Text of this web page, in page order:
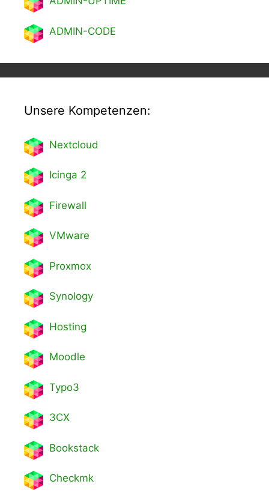
ADMIN-CODE
Unsere Kompetenzen:
Nextcloud
Icinga 2
Firewall
VMware
Proxmox
Synology
Hosting
Moodle
Typo3
3CX
Bookstack
Checkmk